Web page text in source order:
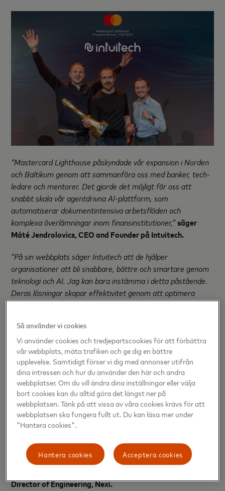
“Mastercard Lighthouse påskyndade vår expansion i Norden
och Baltikum genom att sammanföra oss med banker, tech-
ledare och mentorer. Det gjorde det möjligt för oss att
snabbt skala vår agentdrivna AI-plattform, som
automatiserar dokumentintensiva arbetsflöden och
komplexa överlämningar inom finansinstitutioner,”säger
Máté Jendrolovics, CEO and Founder på Intuitech.
“På sin webbplats säger Intuitech att de hjälper
organisationer att bli snabbare, bättre och smartare genom
teknologi och AI. Jag kan bara instämma i detta påstående.
Deras lösningar skapar effektivitet genom att optimera
arbetsflöden, möjliggöra smartare beslutsfattande och
Ribokas, Innovation Lead, Strategic partnerships and
investments på SEB Baltic.
“Intuitechs synsätt på AI-driven arbetsflödesautomatisering
utmärker sig genom sin djupgående kompetens, sin
compliance-beredskap och sina bevisade implementationer
hos europeiska finansinstitutioner. Deras förmåga att
effektivisera kreditprocesser, onboarding och andra
komplexa flöden skapar konkret värde för banker och deras
innovationer som denna alltmer relevanta i takt med att
digital bankverksamhet och automatiserad onboarding
Director of Engineering, Nexi.
Så använder vi cookies
Vi använder cookies och tredjepartscookies för att förbättra
vår webbplats, mäta trafiken och ge dig en bättre
upplevelse. Samtidigt förser vi dig med annonser utifrån
dina intressen och hur du använder den här och andra
webbplatser. Om du vill ändra dina inställningar eller välja
bort cookies kan du alltid göra det längst ner på
webbplatsen. Tänk på att vissa av våra cookies krävs för att
webbplatsen ska fungera fullt ut. Du kan läsa mer under
"Hantera cookies".
Acceptera cookies
Hantera cookies